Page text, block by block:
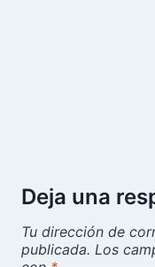
Deja una
Tu dirección de
publicada. Los